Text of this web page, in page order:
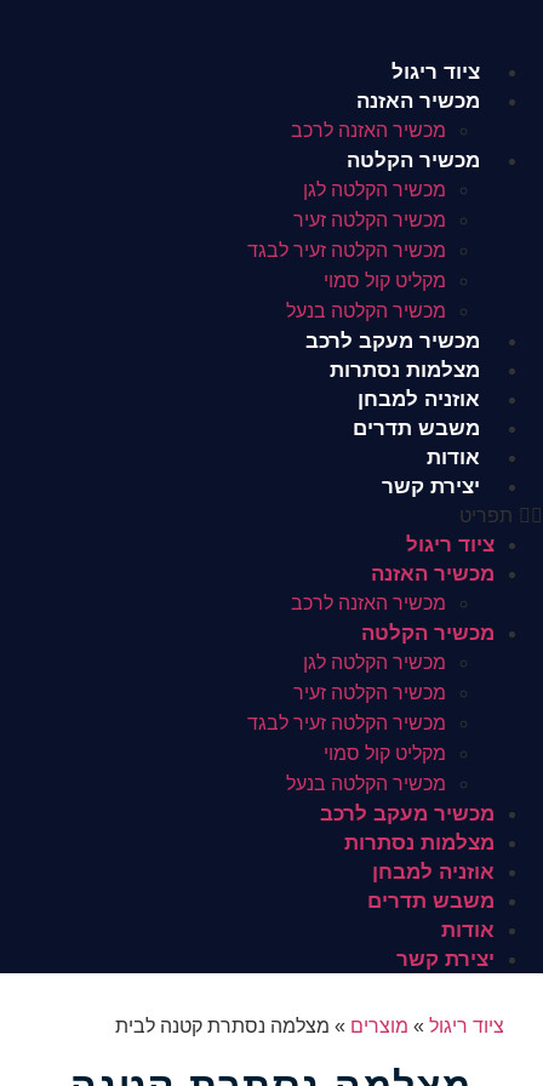
ציוד ריגול
מכשיר האזנה
מכשיר האזנה לרכב
מכשיר הקלטה
מכשיר הקלטה לגן
מכשיר הקלטה זעיר
מכשיר הקלטה זעיר לבגד
מקליט קול סמוי
מכשיר הקלטה בנעל
מכשיר מעקב לרכב
מצלמות נסתרות
אוזניה למבחן
משבש תדרים
אודות
יצירת קשר
תפריט
ציוד ריגול
מכשיר האזנה
מכשיר האזנה לרכב
מכשיר הקלטה
מכשיר הקלטה לגן
מכשיר הקלטה זעיר
מכשיר הקלטה זעיר לבגד
מקליט קול סמוי
מכשיר הקלטה בנעל
מכשיר מעקב לרכב
מצלמות נסתרות
אוזניה למבחן
משבש תדרים
אודות
יצירת קשר
ציוד ריגול » מוצרים » מצלמה נסתרת קטנה לבית